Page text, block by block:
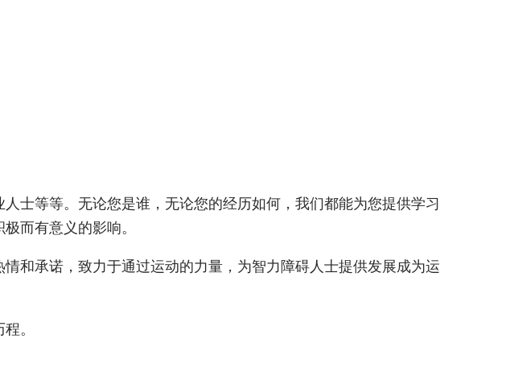
士等等。无论您是谁，无论您的经历如何，我们都能为您提供学习
而有意义的影响。
和承诺，致力于通过运动的力量，为智力障碍人士提供发展成为运
。